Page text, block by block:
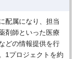
配属になり、担当
剤師といった医療
どの情報提供を行
1プロジェクトを約